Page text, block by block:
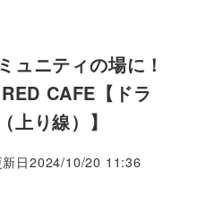
ュニティの場に！
CAFE【ドラ
上り線）】
新日2024/10/20 11:36